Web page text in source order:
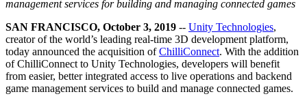
LiveOps
Informations post-lancement et opérations de jeu en direct
Développez
Acquisition de nouveaux joueurs
Faites-vous découvrir et acquérez des utilisateurs mobiles
Distribution
Transformer les expériences en magasin en expériences en ligne
Automobile
Stimulez l'innovation et les expériences en voiture
Voir toutes les industries
Informations
Études de cas
Histoires de succès dans le monde réel
Guides des meilleures pratiques
Conseils et astuces d'experts
Rejoignez les développeurs, créateurs et initiés
Unity Awards
Célébration des créateurs Unity dans le monde entier
Guides pratiques
Conseils pratiques et meilleures pratiques
Formation
Pour les étudiants
Démarrez votre carrière
management services for building and managing connected games
SAN FRANCISCO, October 3, 2019 -- Unity Technologies,
creator of the world’s leading real-time 3D development platform,
today announced the acquisition ofChilliConnect. With the addition
of ChilliConnect to Unity Technologies, developers will benefit
from easier, better integrated access to live operations and backend
game management services to build and manage connected games.